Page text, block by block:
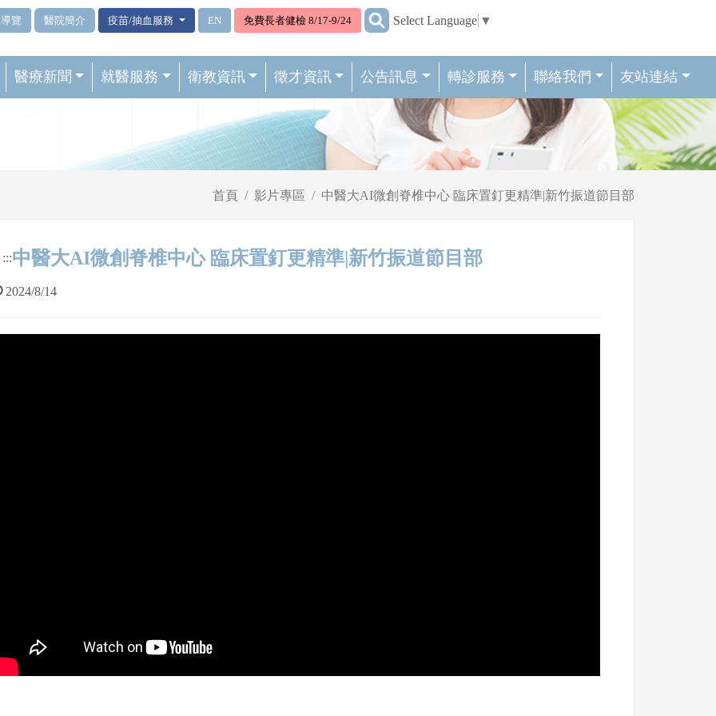
覽 醫院簡介 疫苗/抽血服務 EN 免費長者健檢 8/17-9/24 ::: Select Language ▼
醫療新聞 就醫服務 衛教資訊 徵才資訊 公告訊息 轉診服務 聯絡我們 友站連結
首頁 影片專區 中醫大AI微創脊椎中心 臨床置釘更精準|新竹振道節目部
:::中醫大AI微創脊椎中心 臨床置釘更精準|新竹振道節目部
2024/8/14